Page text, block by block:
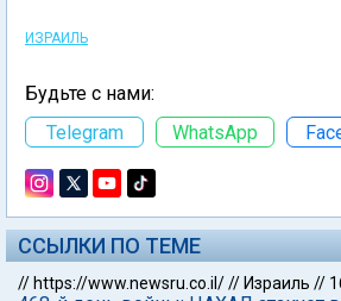
ИЗРАИЛЬ
Будьте с нами:
Telegram
WhatsApp
ССЫЛКИ ПО ТЕМЕ
// https://www.newsru.co.il/// Израиль //